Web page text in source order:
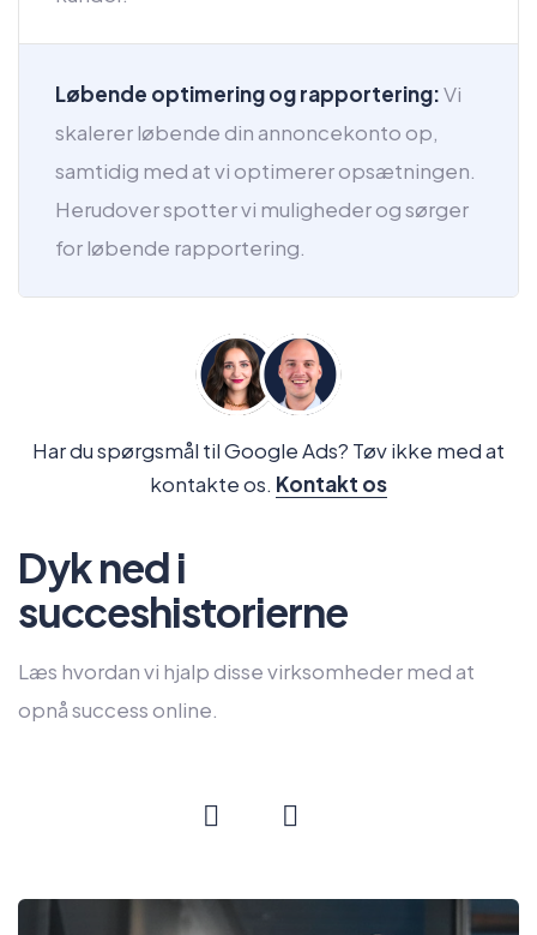
Løbende optimering og rapportering:Vi
skalerer løbende din annoncekonto op,
samtidig med at vi optimerer opsætningen.
Herudover spotter vi muligheder og sørger
for løbende rapportering.
Har du spørgsmål til Google Ads? Tøv ikke med at
kontakte os. Kontakt os
Dyk ned i
succeshistorierne
Læs hvordan vi hjalp disse virksomheder med at
opnå success online.